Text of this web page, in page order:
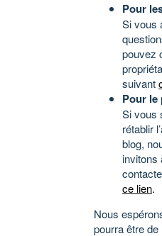
Pour
Si vous
pouvez
suivant
Pour le
Si vous
rétablir
blog,
invitons
ce lien.
Nous
pourra être de